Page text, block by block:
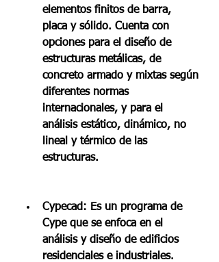
elementos finitos de barra,
placa y sólido. Cuenta con
opciones para el diseño de
estructuras metálicas, de
concreto armado y mixtas según
diferentes normas
internacionales, y para el
análisis estático, dinámico, no
lineal y térmico de las
estructuras.
Cypecad: Es un programa de
Cype que se enfoca en el
análisis y diseño de edificios
residenciales e industriales.